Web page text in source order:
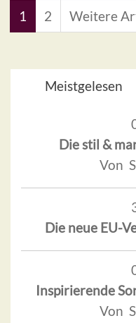
1 2 Weitere
Meistgelesen
Die stil &
Von
Die neue EU-
Inspirierende
Von